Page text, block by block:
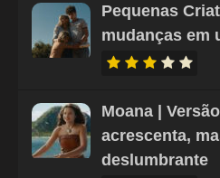
Pequenas
mudanças em
Moana |
acrescenta,
deslumbrante